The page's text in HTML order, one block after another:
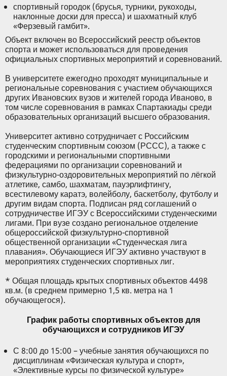
спортивный городок (брусья, турники, рукоходы,
наклонные доски для пресса) и шахматный клуб
«Ферзевый гамбит».
Объект включен во Всероссийский реестр объектов
спорта и может использоваться для проведения
официальных спортивных мероприятий и соревнований.
В университете ежегодно проходят муниципальные и
региональные соревнования с участием обучающихся
других Ивановских вузов и жителей города Иваново, в
том числе соревнования в рамках Спартакиады среди
образовательных организаций высшего образования.
Университет активно сотрудничает с Российским
студенческим спортивным союзом (РССС), а также с
городскими и региональными спортивными
федерациями по организации соревнований и
физкультурно-оздоровительных мероприятий по лёгкой
атлетике, самбо, шахматам, пауэрлифтингу,
всестилевому каратэ, волейболу, баскетболу, футболу и
другим видам спорта. Подписан ряд соглашений о
сотрудничестве ИГЭУ с Всероссийскими студенческими
лигами. При вузе создано региональное отделение
общероссийской физкультурно-спортивной
общественной организации «Студенческая лига
плавания». Обучающиеся ИГЭУ активно участвуют в
мероприятиях студенческих спортивных лиг.
* Общая площадь крытых спортивных объектов 4498
кв.м. (в среднем примерно 1,5 кв. метра на 1
обучающегося).
График работы спортивных объектов для
обучающихся и сотрудников ИГЭУ
С 8:00 до 15:00 – учебные занятия обучающихся по
дисциплинам «Физическая культура и спорт»,
«Элективные курсы по физической культуре»